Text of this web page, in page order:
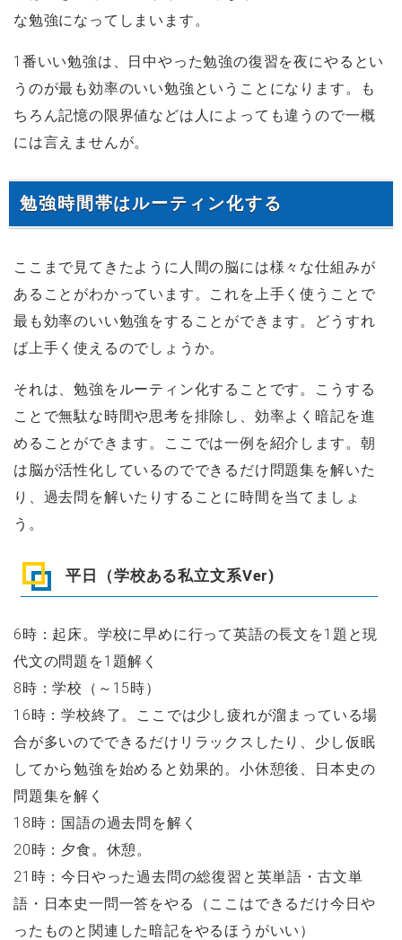
な勉強になってしまいます。
1番いい勉強は、日中やった勉強の復習を夜にやるとい
うのが最も効率のいい勉強ということになります。も
ちろん記憶の限界値などは人によっても違うので一概
には言えませんが。
勉強時間帯はルーティン化する
ここまで見てきたように人間の脳には様々な仕組みが
あることがわかっています。これを上手く使うことで
最も効率のいい勉強をすることができます。どうすれ
ば上手く使えるのでしょうか。
それは、勉強をルーティン化することです。こうする
ことで無駄な時間や思考を排除し、効率よく暗記を進
めることができます。ここでは一例を紹介します。朝
は脳が活性化しているのでできるだけ問題集を解いた
り、過去問を解いたりすることに時間を当てましょ
う。
平日（学校ある私立文系Ver)
6時：起床。学校に早めに行って英語の長文を1題と現
代文の問題を1題解く
8時：学校（～15時）
16時：学校終了。ここでは少し疲れが溜まっている場
合が多いのでできるだけリラックスしたり、少し仮眠
してから勉強を始めると効果的。小休憩後、日本史の
問題集を解く
18時：国語の過去問を解く
20時：夕食。休憩。
21時：今日やった過去問の総復習と英単語・古文単
語・日本史一問一答をやる（ここはできるだけ今日や
ったものと関連した暗記をやるほうがいい）